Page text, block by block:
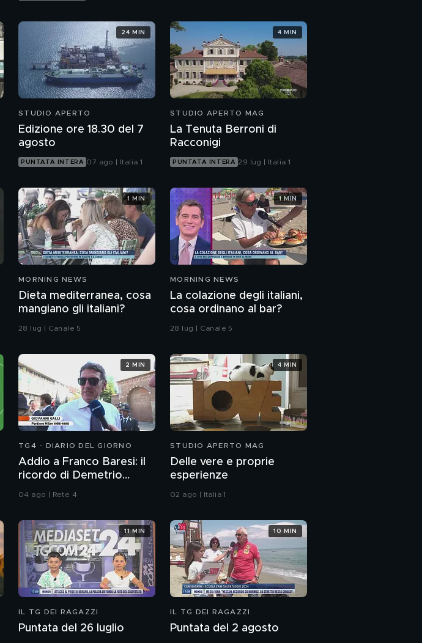
STUDIO APERTO
Edizione ore 18.30 del 7
agosto
PUNTATA INTERA 07 ago | Italia 1
24 MIN
STUDIO APERTO MAG
La Tenuta Berroni di
Racconigi
PUNTATA INTERA 29 lug | Italia 1
4 MIN
MORNING NEWS
Dieta mediterranea, cosa
mangiano gli italiani?
28 lug | Canale 5
1 MIN
MORNING NEWS
La colazione degli italiani,
cosa ordinano al bar?
28 lug | Canale 5
1 MIN
TG4 - DIARIO DEL GIORNO
Addio a Franco Baresi: il
ricordo di Demetrio
Albertini, Clarence
04 ago | Rete 4
2 MIN
STUDIO APERTO MAG
Delle vere e proprie
esperienze
02 ago | Italia 1
4 MIN
IL TG DEI RAGAZZI
Puntata del 26 luglio
11 MIN
IL TG DEI RAGAZZI
Puntata del 2 agosto
10 MIN